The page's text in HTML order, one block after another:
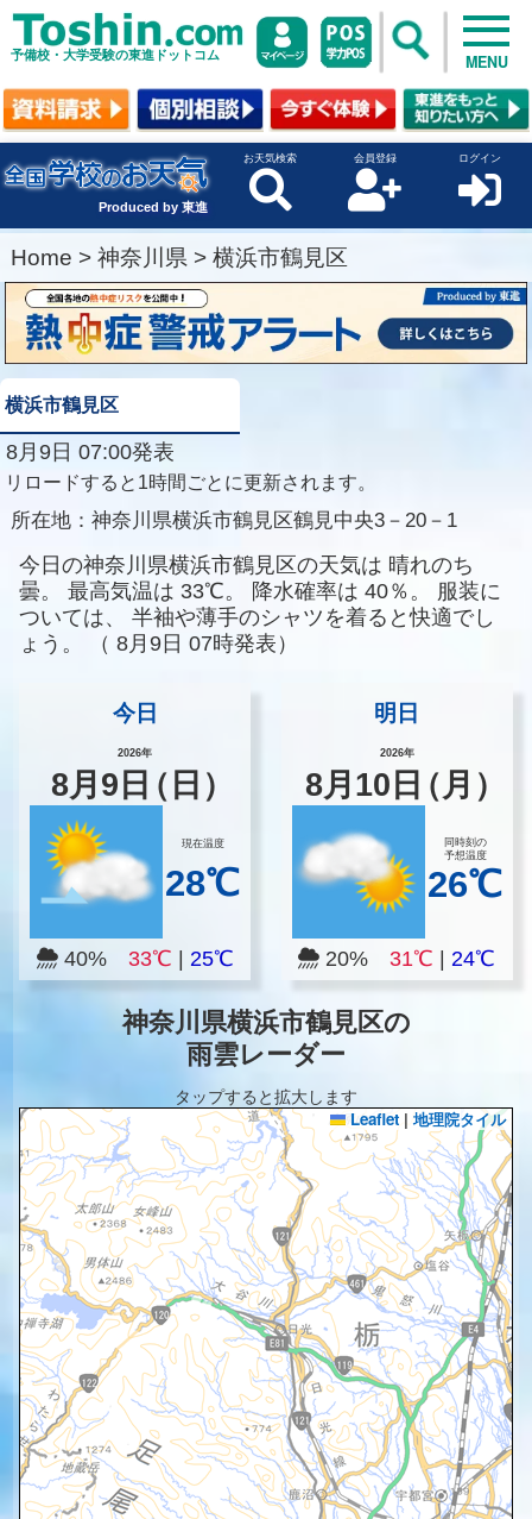
予備校・大学受験の東進ドットコム MENU
Produced by 東進
お天気検索 会員登録 ログイン
Home > 神奈川県 > 横浜市鶴見区
横浜市鶴見区
8月9日 07:00発表
リロードすると1時間ごとに更新されます。
所在地： 神奈川県横浜市鶴見区鶴見中央3－20－1
今日の神奈川県横浜市鶴見区の天気は 晴れのち
曇。
最高気温は 33℃。 降水確率は 40％。
服装に
ついては、
半袖や薄手のシャツを着ると快適でし
ょう。
（ 8月9日 07時発表）
今日
2026年
8月 9 日（日）
現在温度
28℃
40% 33℃ 25℃
明日
2026年
8月 10 日（月）
同時刻の
予想温度
26℃
20% 31℃ |24℃
神奈川県横浜市鶴見区の
雨雲レーダー
タップすると拡大します
Leaflet | 地理院タイル